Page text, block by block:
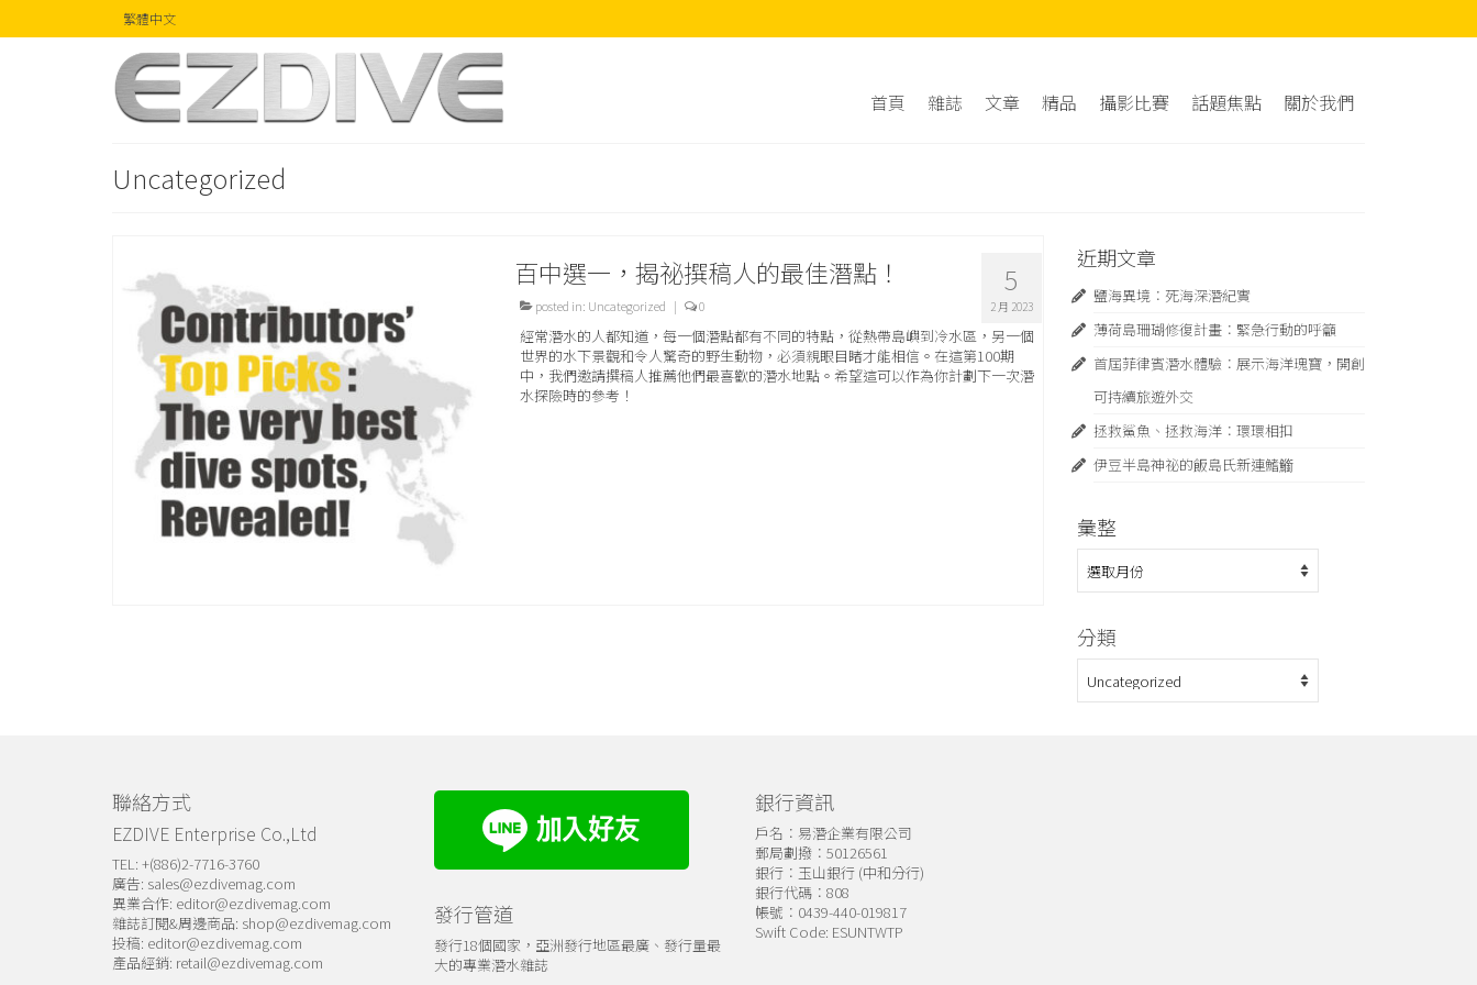
繁體中文
首頁 雜誌 文章 精品 攝影比賽 話題焦點 關於我們
Uncategorized
5
2 月 2023
百中選一，揭祕撰稿人的最佳潛點！
posted in: Uncategorized | 0
經常潛水的人都知道，每一個潛點都有不同的特點，從熱帶島嶼到冷水區，另一個
世界的水下景觀和令人驚奇的野生動物，必須親眼目睹才能相信。在這第100期
中，我們邀請撰稿人推薦他們最喜歡的潛水地點。希望這可以作為你計劃下一次潛
水探險時的參考！
近期文章
鹽海異境：死海深潛紀實
薄荷島珊瑚修復計畫：緊急⾏動的呼籲
首屆菲律賓潛水體驗：展示海洋瑰寶，開創
可持續旅遊外交
拯救鯊魚、拯救海洋：環環相扣
伊豆半島神祕的飯島氏新連鰭䲗
彙整
整
分類
類
聯絡方式
EZDIVE Enterprise Co.,Ltd
TEL: +(886)2-7716-3760
廣告: sales@ezdivemag.com
異業合作: editor@ezdivemag.com
雜誌訂閱&周邊商品: shop@ezdivemag.com
投稿: editor@ezdivemag.com
產品經銷: retail@ezdivemag.com
發行管道
發行18個國家，亞洲發行地區最廣、發行量最
大的專業潛水雜誌
銀行資訊
戶名：易潛企業有限公司
郵局劃撥：50126561
銀行：玉山銀行 (中和分行)
銀行代碼：808
帳號：0439-440-019817
Swift Code: ESUNTWTP